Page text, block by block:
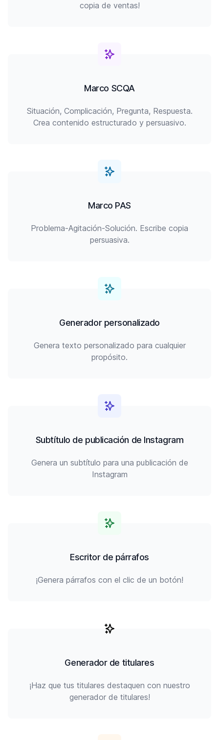
copia de ventas!
Marco SCQA
Situación, Complicación, Pregunta, Respuesta.
Crea contenido estructurado y persuasivo.
Marco PAS
Problema-Agitación-Solución. Escribe copia
persuasiva.
Generador personalizado
Genera texto personalizado para cualquier
propósito.
Subtítulo de publicación de Instagram
Genera un subtítulo para una publicación de
Instagram
Escritor de párrafos
¡Genera párrafos con el clic de un botón!
Generador de titulares
¡Haz que tus titulares destaquen con nuestro
generador de titulares!